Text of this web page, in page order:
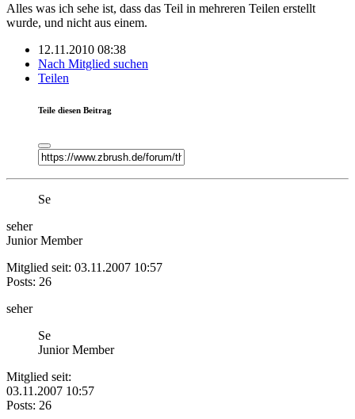
Alles was ich sehe ist, dass das Teil in mehreren Teilen erstellt
wurde, und nicht aus einem.
12.11.2010 08:38
Nach Mitglied suchen
Teilen
Teile diesen Beitrag
Se
seher
Junior Member
Mitglied seit: 03.11.2007 10:57
Posts: 26
seher
Se
Junior Member
Mitglied seit:
03.11.2007 10:57
Posts: 26